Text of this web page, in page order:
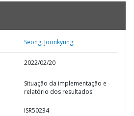
Seong, Joonkyung;
2022/02/20
Situação da implementação e
relatório dos resultados
ISR50234